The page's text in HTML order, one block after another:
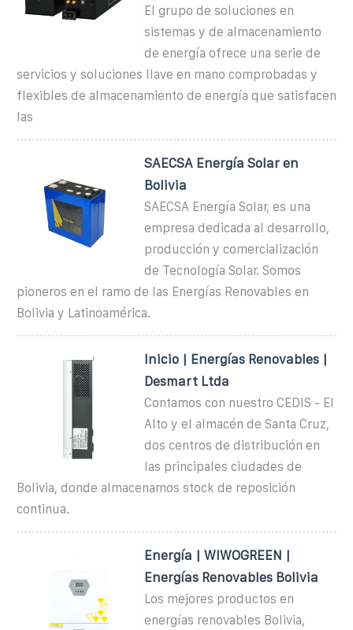
El grupo de soluciones en
sistemas y de almacenamiento
de energía ofrece una serie de
servicios y soluciones llave en mano comprobadas y
flexibles de almacenamiento de energía que satisfacen
las
SAECSA Energía Solar en
Bolivia
SAECSA Energía Solar, es una
empresa dedicada al desarrollo,
producción y comercialización
de Tecnología Solar. Somos
pioneros en el ramo de las Energías Renovables en
Bolivia y Latinoamérica.
Inicio | Energías Renovables |
Desmart Ltda
Contamos con nuestro CEDIS - El
Alto y el almacén de Santa Cruz,
dos centros de distribución en
las principales ciudades de
Bolivia, donde almacenamos stock de reposición
continua.
Energía | WIWOGREEN |
Energías Renovables Bolivia
Los mejores productos en
energías renovables Bolivia,